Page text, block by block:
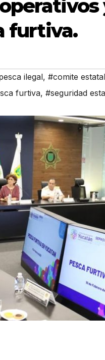
furtiva.
ilegal, #comite
furtiva, #seguridad